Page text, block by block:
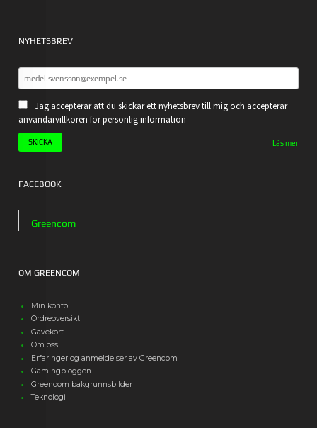
NYHETSBREV
Jag accepterar att du skickar ett nyhetsbrev till mig och accepterar
användarvillkoren för personlig information
Läs mer
FACEBOOK
Greencom
OM GREENCOM
Min konto
Ordreoversikt
Gavekort
Om oss
Erfaringer og anmeldelser av Greencom
Gamingbloggen
Greencom bakgrunnsbilder
Teknologi